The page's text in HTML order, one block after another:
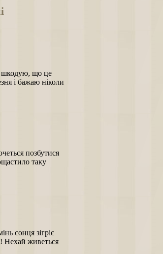
шкодую, що це
і бажаю ніколи
позбутися
таку
сонця зігріє
Нехай живеться